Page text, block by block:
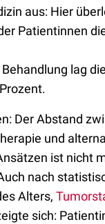
aus: Hier
Patientinnen
lag
Der Abstand
und
ist nicht
nach
Alters,
sich: